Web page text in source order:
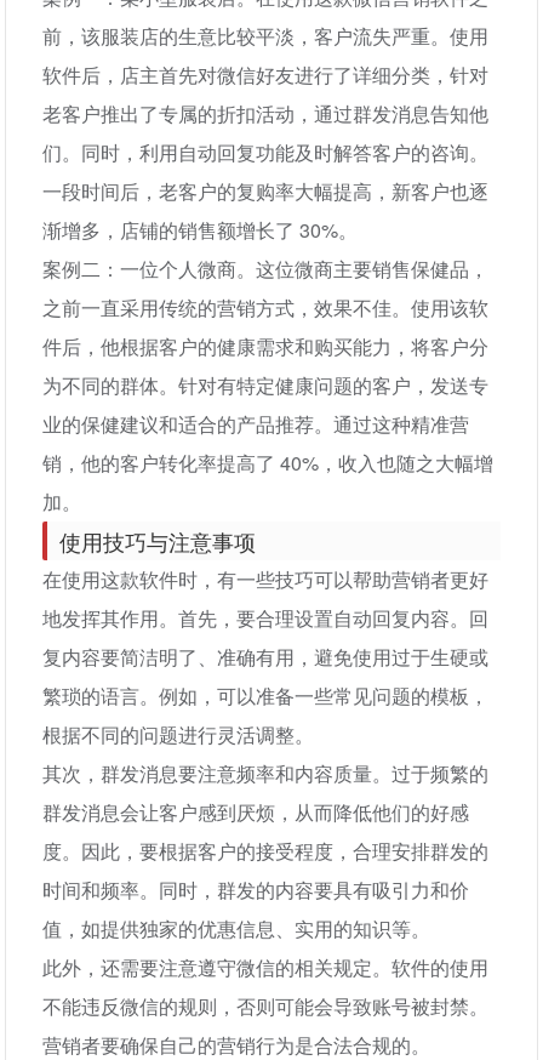
前，该服装店的生意比较平淡，客户流失严重。使用
软件后，店主首先对微信好友进行了详细分类，针对
老客户推出了专属的折扣活动，通过群发消息告知他
们。同时，利用自动回复功能及时解答客户的咨询。
一段时间后，老客户的复购率大幅提高，新客户也逐
渐增多，店铺的销售额增长了 30%。
案例二：一位个人微商。这位微商主要销售保健品，
之前一直采用传统的营销方式，效果不佳。使用该软
件后，他根据客户的健康需求和购买能力，将客户分
为不同的群体。针对有特定健康问题的客户，发送专
业的保健建议和适合的产品推荐。通过这种精准营
销，他的客户转化率提高了 40%，收入也随之大幅增
加。
使用技巧与注意事项
在使用这款软件时，有一些技巧可以帮助营销者更好
地发挥其作用。首先，要合理设置自动回复内容。回
复内容要简洁明了、准确有用，避免使用过于生硬或
繁琐的语言。例如，可以准备一些常见问题的模板，
根据不同的问题进行灵活调整。
其次，群发消息要注意频率和内容质量。过于频繁的
群发消息会让客户感到厌烦，从而降低他们的好感
度。因此，要根据客户的接受程度，合理安排群发的
时间和频率。同时，群发的内容要具有吸引力和价
值，如提供独家的优惠信息、实用的知识等。
此外，还需要注意遵守微信的相关规定。软件的使用
不能违反微信的规则，否则可能会导致账号被封禁。
营销者要确保自己的营销行为是合法合规的。